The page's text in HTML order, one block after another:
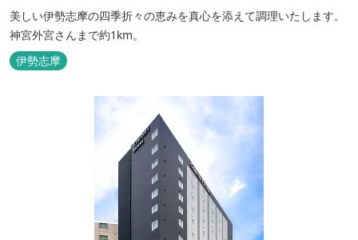
美しい伊勢志摩の四季折々の恵みを真心を添えて調理いたします。
神宮外宮さんまで約1km。
伊勢志摩